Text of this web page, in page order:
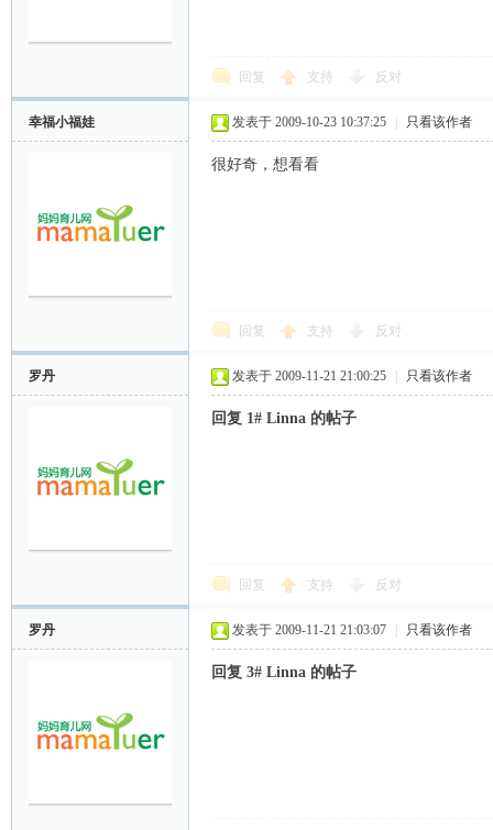
回复 支持 反对
幸福小福娃 发表于 2009-10-23 10:37:25 只看该作者
很好奇，想看看
回复 支持 反对
罗丹 发表于 2009-11-21 21:00:25 只看该作者
回复 1# Linna 的帖子
回复 支持 反对
罗丹 发表于 2009-11-21 21:03:07 只看该作者
回复 3# Linna 的帖子